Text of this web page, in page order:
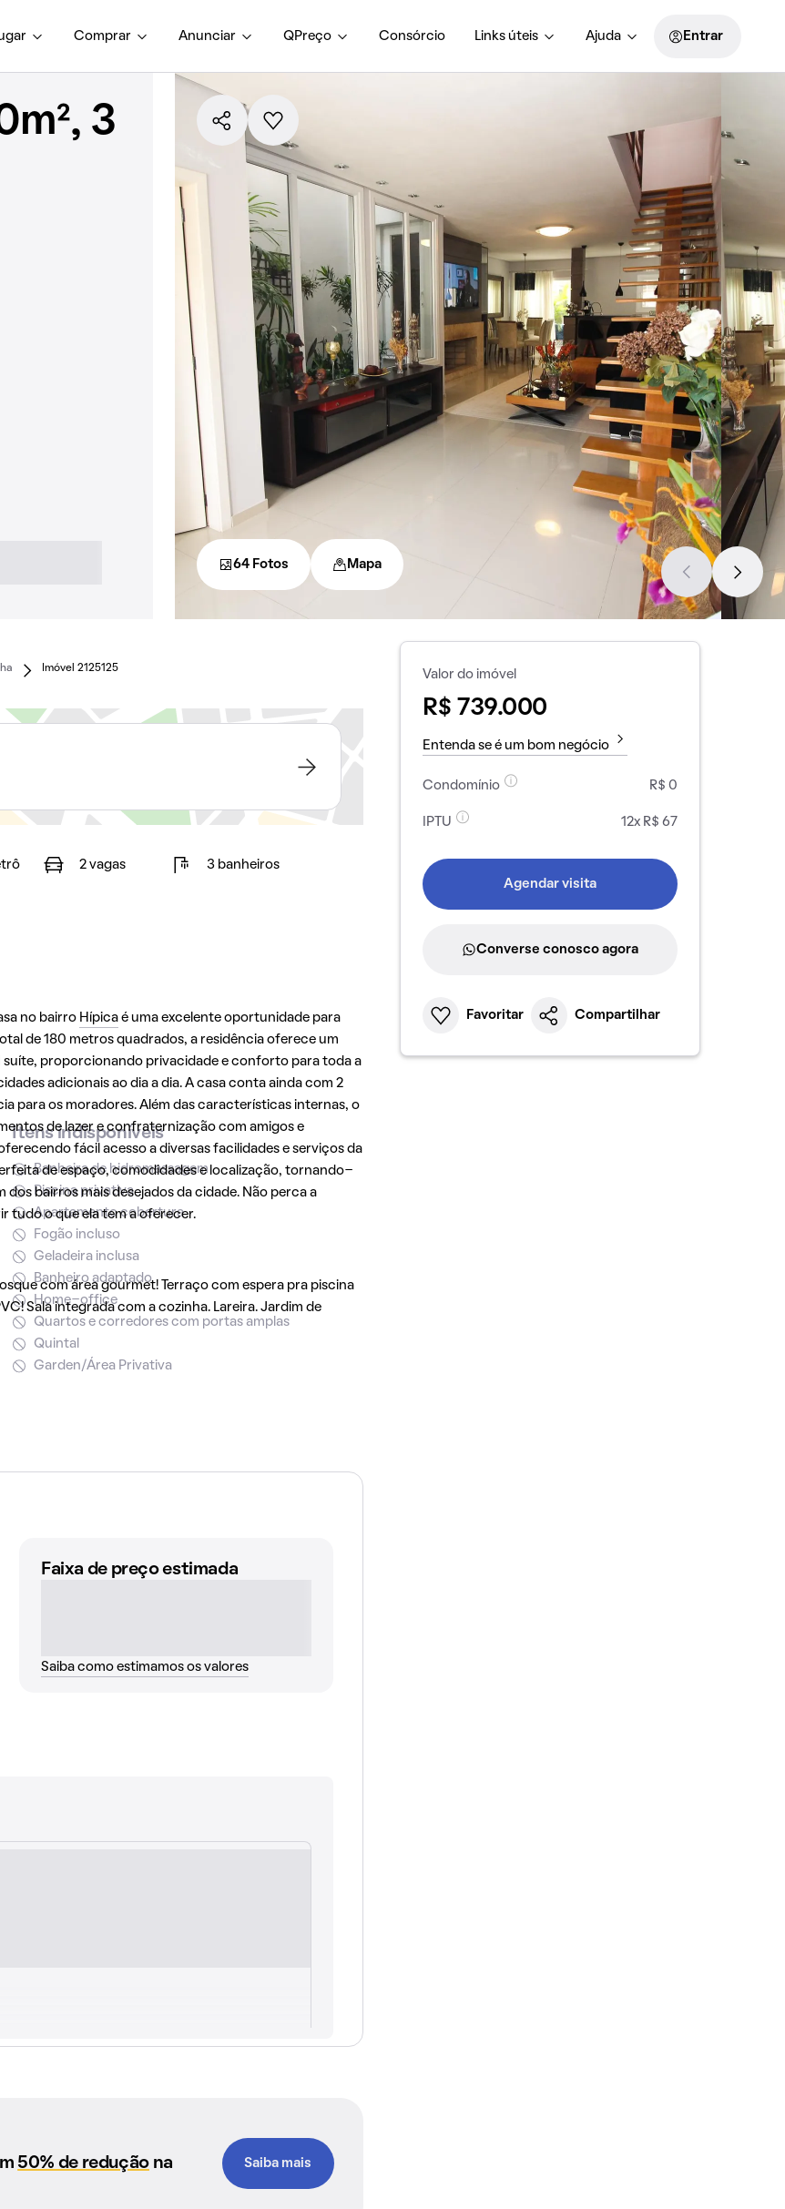
Comprar Anunciar QPreço Consórcio Links úteis Ajuda Entrar
3
64 Fotos Mapa
Imóvel 2125125
2 vagas 3 banheiros
no bairro Hípicaé uma excelente oportunidade para
de 180 metros quadrados, a residência oferece um
suíte, proporcionando privacidade e conforto para toda a
adicionais ao dia a dia. A casa conta ainda com 2
para os moradores. Além das características internas, o
de lazer e confraternização com amigos e
fácil acesso a diversas facilidades e serviços da
de espaço, comodidades e localização, tornando-
bairros mais desejados da cidade. Não perca a
tudo o que ela tem a oferecer.
com área gourmet! Terraço com espera pra piscina
Sala integrada com a cozinha. Lareira. Jardim de
Itens indisponíveis
Banheira de hidromassagem
Piscina privativa
Apartamento cobertura
Fogão incluso
Geladeira inclusa
Banheiro adaptado
Home-office
Quartos e corredores com portas amplas
Quintal
Garden/Área Privativa
Faixa de preço estimada
Saiba como estimamos os valores
50% de reduçãona
Saiba mais
Valor do imóvel
R$ 739.000
Entenda se é um bom negócio
Condomínio R$ 0
IPTU 12x R$ 67
Agendar visita
Converse conosco agora
Favoritar Compartilhar